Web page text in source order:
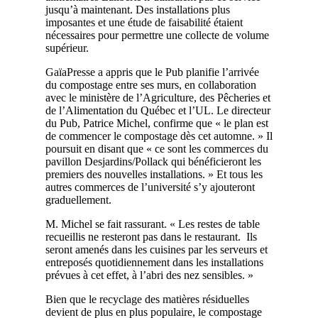
jusqu’à maintenant. Des installations plus
imposantes et une étude de faisabilité étaient
nécessaires pour permettre une collecte de volume
supérieur.
GaïaPresse a appris que le Pub planifie l’arrivée
du compostage entre ses murs, en collaboration
avec le ministère de l’Agriculture, des Pêcheries et
de l’Alimentation du Québec et l’UL. Le directeur
du Pub, Patrice Michel, confirme que « le plan est
de commencer le compostage dès cet automne. » Il
poursuit en disant que « ce sont les commerces du
pavillon Desjardins/Pollack qui bénéficieront les
premiers des nouvelles installations. » Et tous les
autres commerces de l’université s’y ajouteront
graduellement.
M. Michel se fait rassurant. « Les restes de table
recueillis ne resteront pas dans le restaurant. Ils
seront amenés dans les cuisines par les serveurs et
entreposés quotidiennement dans les installations
prévues à cet effet, à l’abri des nez sensibles. »
Bien que le recyclage des matières résiduelles
devient de plus en plus populaire, le compostage